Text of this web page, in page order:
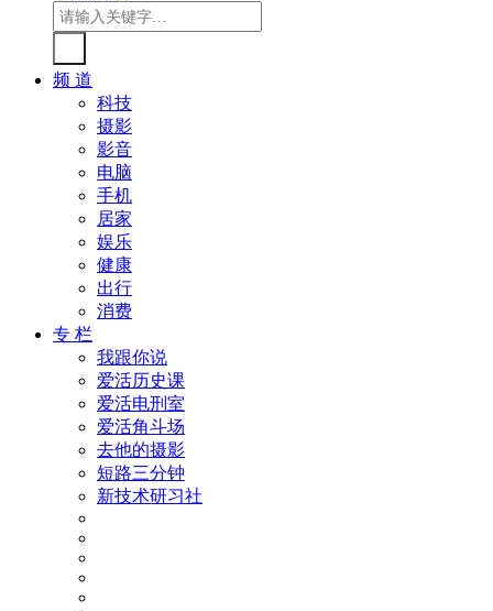
频 道
科技
摄影
影音
电脑
手机
居家
娱乐
健康
出行
消费
专 栏
我跟你说
爱活历史课
爱活电刑室
爱活角斗场
去他的摄影
短路三分钟
新技术研习社